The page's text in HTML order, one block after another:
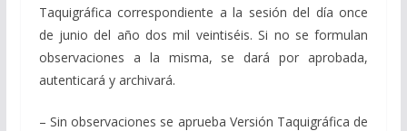
Taquigráfica correspondiente a la sesión del día once
de junio del año dos mil veintiséis. Si no se formulan
observaciones a la misma, se dará por aprobada,
autenticará y archivará.
– Sin observaciones se aprueba Versión Taquigráfica de